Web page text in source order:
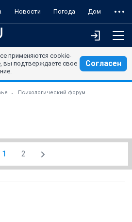
Новости Погода Дом
применяются cookie-
вы подтверждаете свое
Согласен
Психологический форум
1 2